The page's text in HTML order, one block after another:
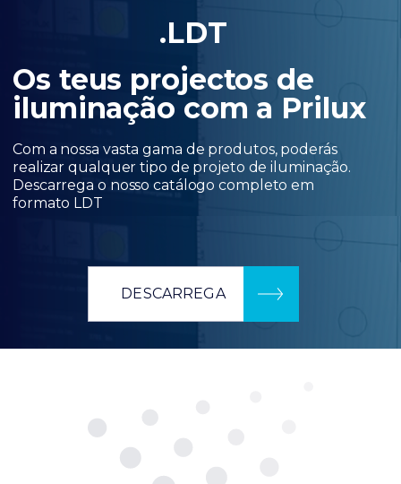
.LDT
Os teus projectos de
iluminação com a Prilux
Com a nossa vasta gama de produtos, poderás
realizar qualquer tipo de projeto de iluminação.
Descarrega o nosso catálogo completo em
formato LDT
DESCARREGA